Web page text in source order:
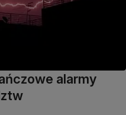
alarmy